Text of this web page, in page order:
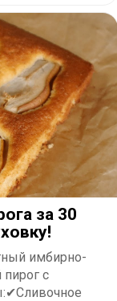
за 30
имбирно-
с